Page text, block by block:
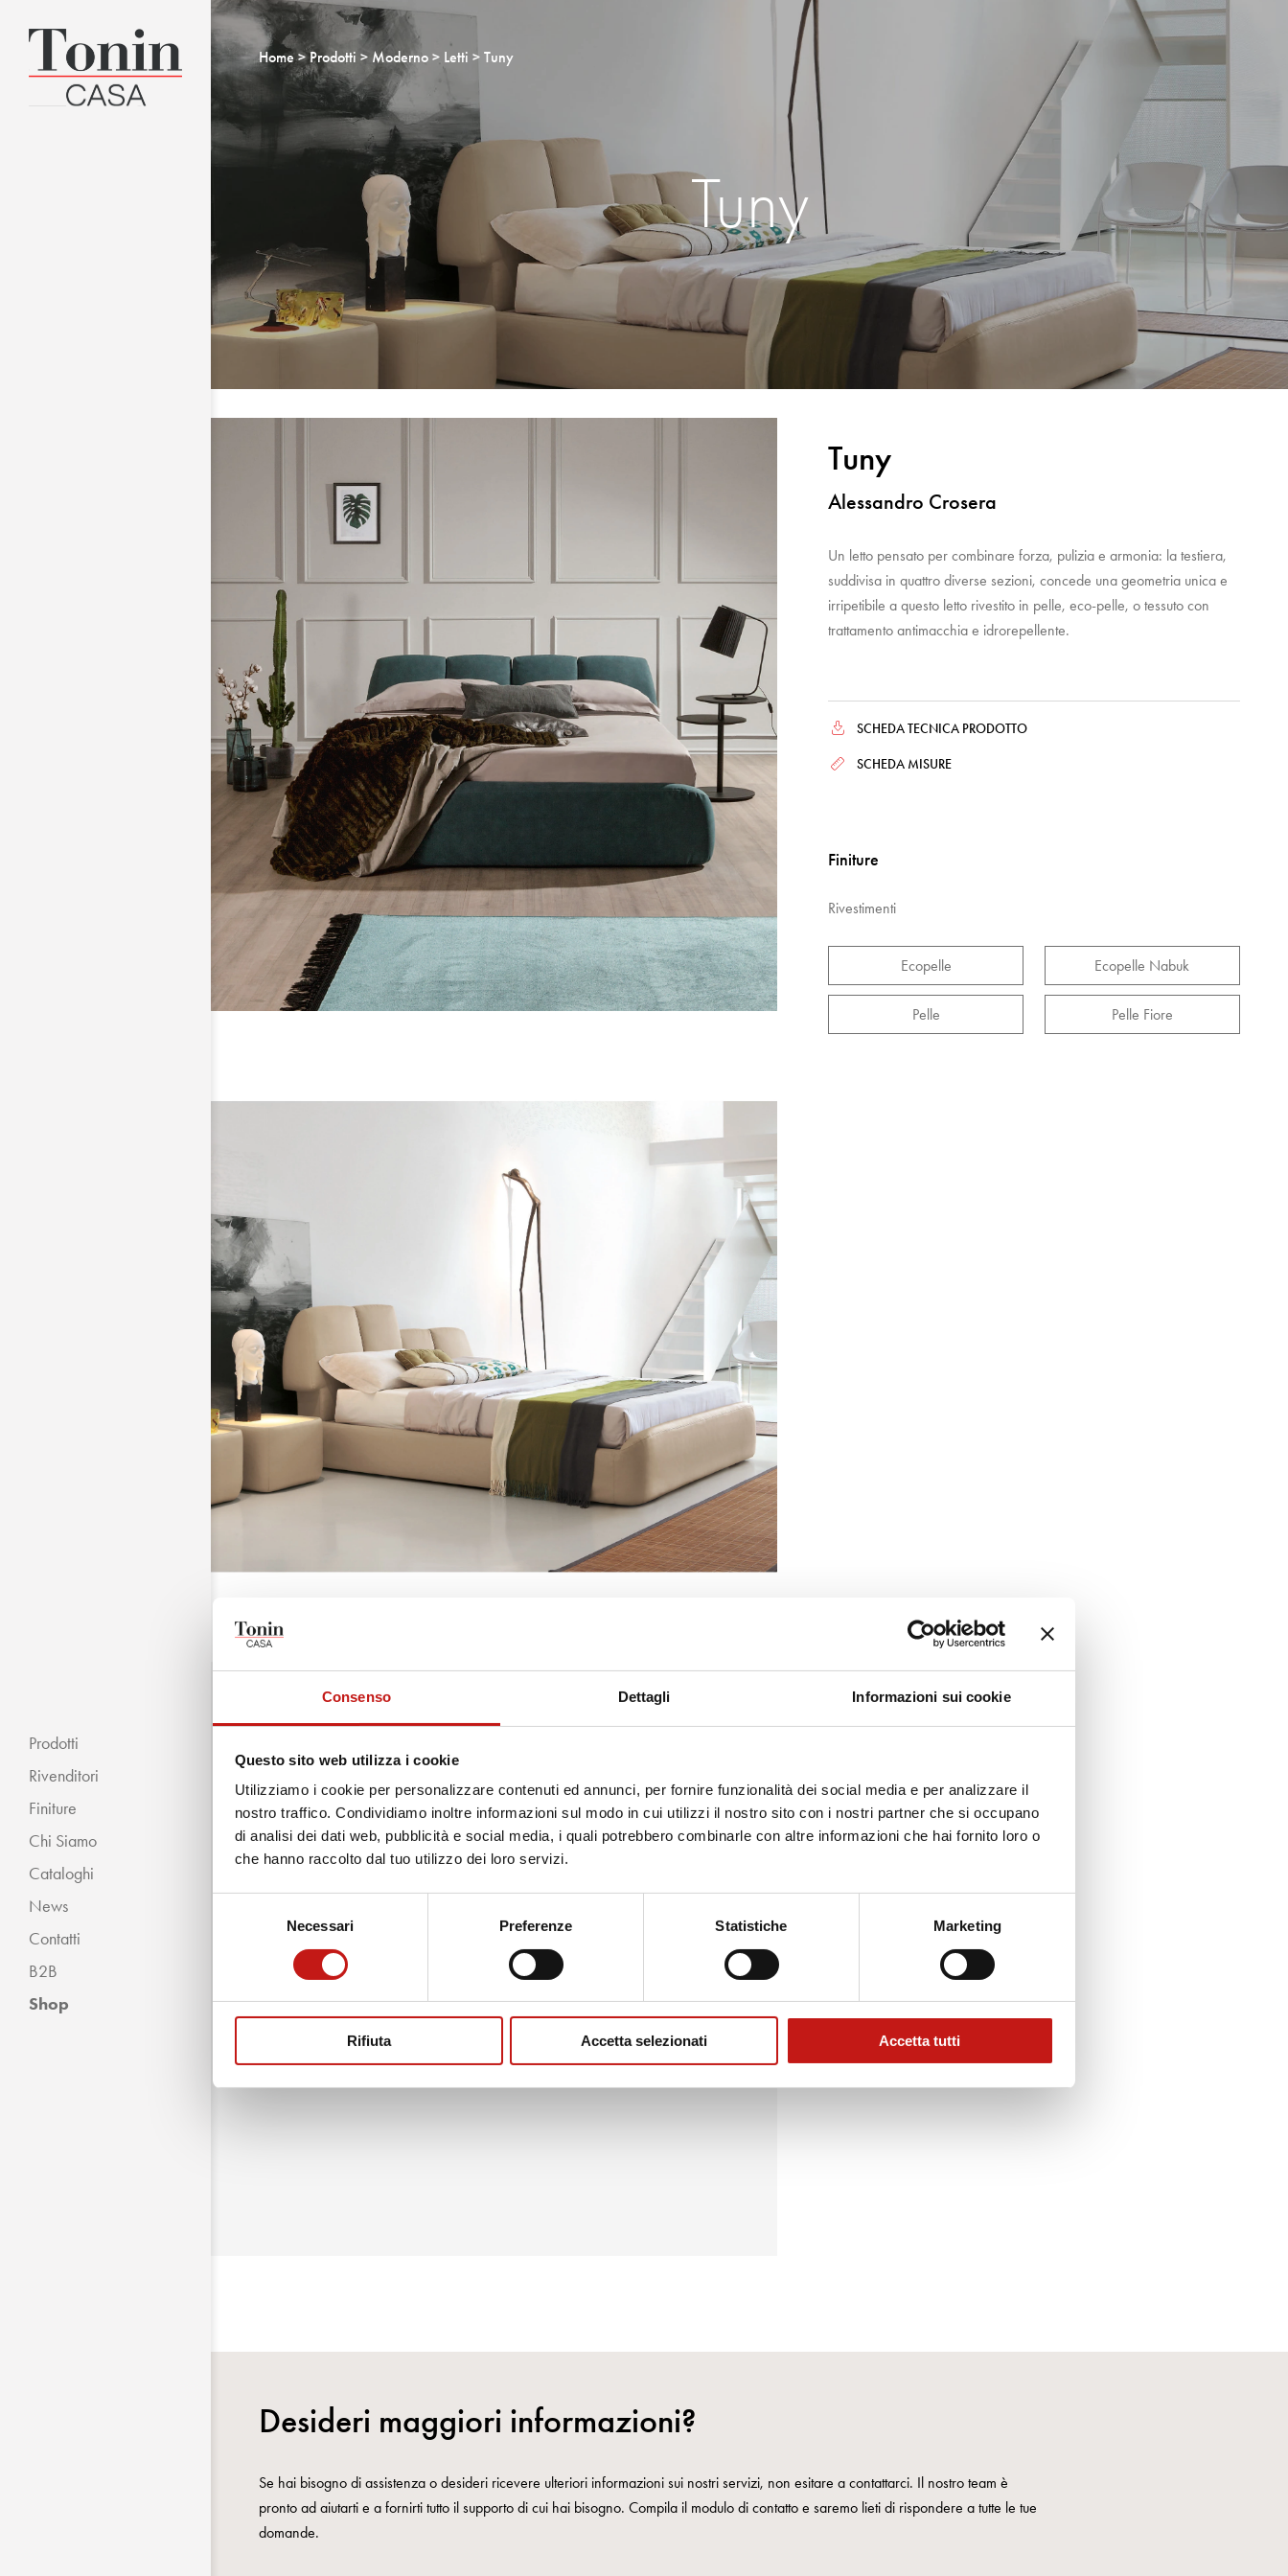
Consenso Dettagli Informazioni sui cookie
Questo sito web utilizza i cookie
Utilizziamo i cookie per personalizzare contenuti ed annunci, per fornire funzionalità dei social media e per analizzare il
nostro traffico. Condividiamo inoltre informazioni sul modo in cui utilizzi il nostro sito con i nostri partner che si occupano
di analisi dei dati web, pubblicità e social media, i quali potrebbero combinarle con altre informazioni che hai fornito loro o
che hanno raccolto dal tuo utilizzo dei loro servizi.
Necessari Preferenze Statistiche Marketing
Rifiuta Accetta selezionati Accetta tutti
Prodotti
Rivenditori
Finiture
Chi Siamo
Cataloghi
News
Contatti
B2B
Shop
« INDIETRO
Home Prodotti Moderno Letti Tuny
Tuny
Tuny
Alessandro Crosera
Un letto pensato per combinare forza, pulizia e armonia: la testiera,
suddivisa in quattro diverse sezioni, concede una geometria unica e
irripetibile a questo letto rivestito in pelle, eco-pelle, o tessuto con
trattamento antimacchia e idrorepellente.
SCHEDA TECNICA PRODOTTO
SCHEDA MISURE
Finiture
Rivestimenti
Ecopelle Ecopelle Nabuk
Pelle Pelle Fiore
Desideri maggiori informazioni?
Se hai bisogno di assistenza o desideri ricevere ulteriori informazioni sui nostri servizi, non esitare a contattarci. Il nostro team è
pronto ad aiutarti e a fornirti tutto il supporto di cui hai bisogno. Compila il modulo di contatto e saremo lieti di rispondere a tutte le tue
domande.